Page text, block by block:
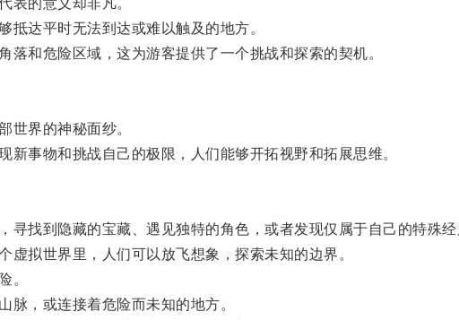
的意义却非凡。
达平时无法到达或难以触及的地方。
和危险区域，这为游客提供了一个挑战和探索的契机。
界的神秘面纱。
事物和挑战自己的极限，人们能够开拓视野和拓展思维。
找到隐藏的宝藏、遇见独特的角色，或者发现仅属于自己的特殊
拟世界里，人们可以放飞想象，探索未知的边界。
。
，或连接着危险而未知的地方。